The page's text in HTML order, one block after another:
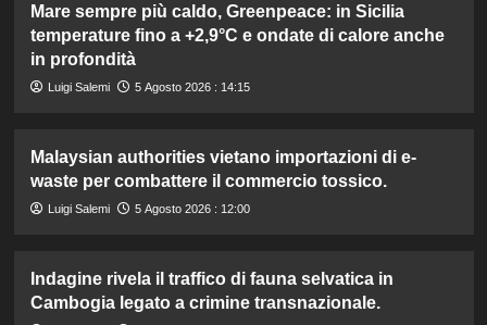
Mare sempre più caldo, Greenpeace: in Sicilia
temperature fino a +2,9°C e ondate di calore anche
in profondità
Luigi Salemi 5 Agosto 2026 : 14:15
Malaysian authorities vietano importazioni di e-
waste per combattere il commercio tossico.
Luigi Salemi 5 Agosto 2026 : 12:00
Indagine rivela il traffico di fauna selvatica in
Cambogia legato a crimine transnazionale.